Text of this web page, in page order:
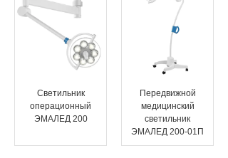
Светильник
операционный
ЭМАЛЕД 200
Передвижной
медицинский
светильник
ЭМАЛЕД 200-01П